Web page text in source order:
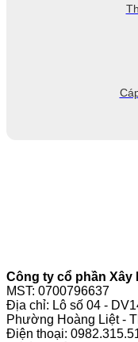
Công ty cổ phần Xây
MST: 0700796637
Địa chỉ: Lô số 04 -
Phường Hoàng Liệt -
Điện thoại: